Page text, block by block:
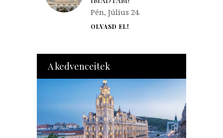
Pén, Július 24.
OLVASD EL!
A kedvenceitek